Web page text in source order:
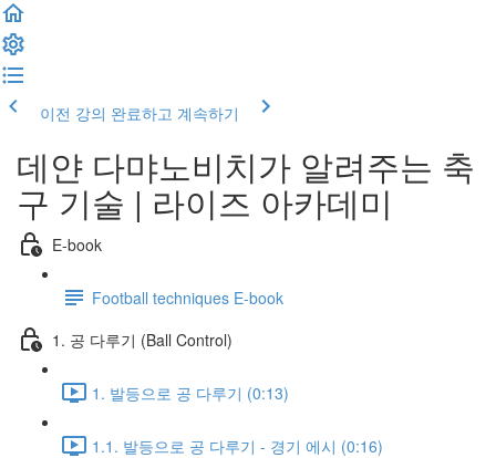
이전 강의 완료하고 계속하기
데얀 다먀노비치가 알려주는 축
구 기술 | 라이즈 아카데미
E-book
Football techniques E-book
1. 공 다루기 (Ball Control)
1. 발등으로 공 다루기 (0:13)
1.1. 발등으로 공 다루기 - 경기 에시 (0:16)